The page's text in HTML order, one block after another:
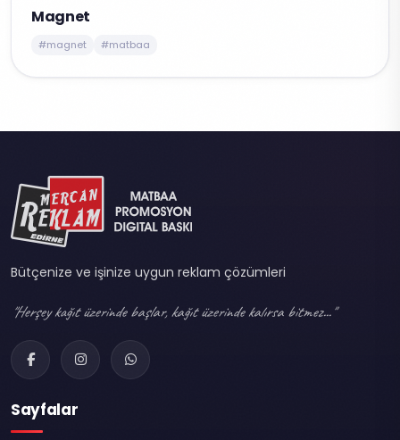
Magnet
#magnet #matbaa
Bütçenize ve işinize uygun reklam çözümleri
"Herşey kağıt üzerinde başlar, kağıt üzerinde kalırsa bitmez..."
Sayfalar